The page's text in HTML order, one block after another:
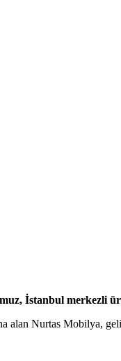
İstanbul merkezli
alan Nurtas Mobilya,